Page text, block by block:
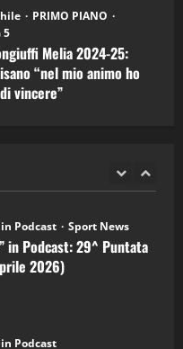
PRIMO PIANO
5
Melia 2024-25:
“nel mio animo ho
vincere”
in Podcast: 30^ Puntata
2026)
Podcast
in Podcast: 28^ Puntata
2026)
Podcast